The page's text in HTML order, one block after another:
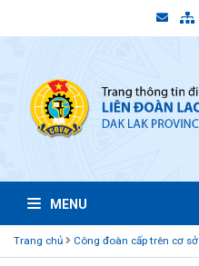
MENU
Trang chủ Công đoàn cấp trên cơ sở